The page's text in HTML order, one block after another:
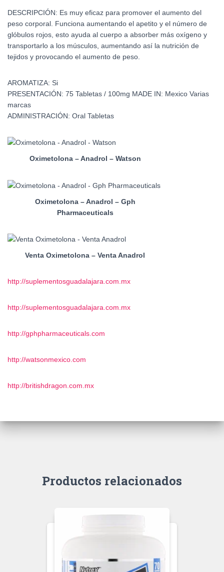
DESCRIPCIÓN: Es muy eficaz para promover el aumento del
peso corporal. Funciona aumentando el apetito y el número de
glóbulos rojos, esto ayuda al cuerpo a absorber más oxígeno y
transportarlo a los músculos, aumentando así la nutrición de
tejidos y provocando el aumento de peso.
AROMATIZA: Si
PRESENTACIÓN: 75 Tabletas / 100mg MADE IN: Mexico Varias
marcas
ADMINISTRACIÓN: Oral Tabletas
Oximetolona – Anadrol – Watson
Oximetolona – Anadrol – Gph
Pharmaceuticals
Venta Oximetolona – Venta Anadrol
http://suplementosguadalajara.com.mx
http://suplementosguadalajara.com.mx
http://gphpharmaceuticals.com
http://watsonmexico.com
http://britishdragon.com.mx
Productos relacionados